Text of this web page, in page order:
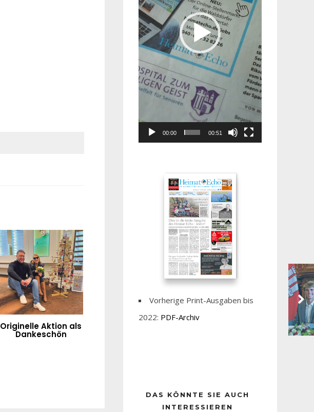
Originelle Aktion als
Dankeschön
00:00 00:51
Vorherige Print-Ausgaben bis
2022: PDF-Archiv
DAS KÖNNTE SIE AUCH
INTERESSIEREN